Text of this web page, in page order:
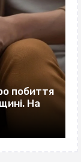
побиття
На